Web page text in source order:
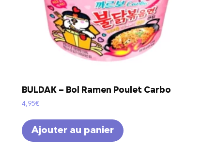
BULDAK – Bol Ramen Poulet Carbo
4,95€
Ajouter au panier